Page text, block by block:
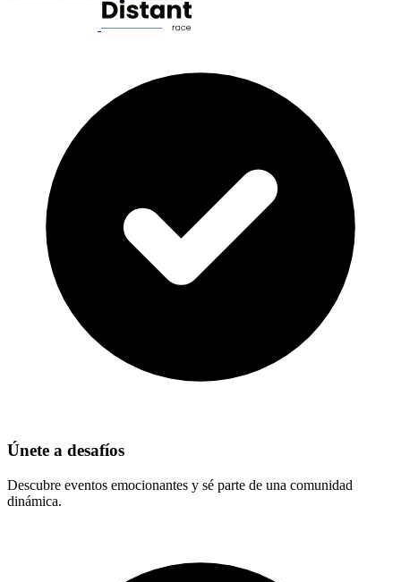
Únete a desafíos
Descubre eventos emocionantes y sé parte de una comunidad
dinámica.